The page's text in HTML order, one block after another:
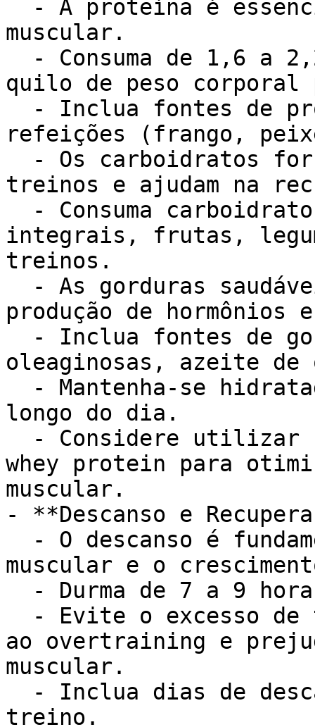
muscular.
quilo de peso
refeições (frango,
treinos e ajudam na
integrais, frutas,
treinos.
produção de hormônios
oleaginosas, azeite
longo do dia.
whey protein para
muscular.
- **Descanso e
muscular e o
ao overtraining e
muscular.
treino.